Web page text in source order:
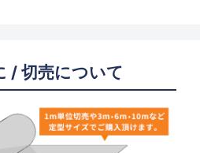
/ 切売について